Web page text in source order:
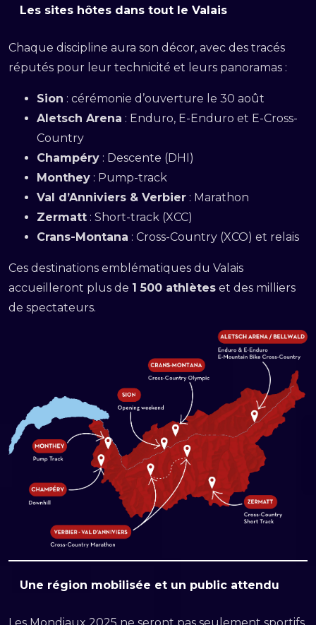
Les sites hôtes dans tout le Valais
Chaque discipline aura son décor, avec des tracés
réputés pour leur technicité et leurs panoramas :
Sion : cérémonie d’ouverture le 30 août
Aletsch Arena : Enduro, E-Enduro et E-Cross-
Country
Champéry : Descente (DHI)
Monthey : Pump-track
Val d’Anniviers & Verbier : Marathon
Zermatt : Short-track (XCC)
Crans-Montana : Cross-Country (XCO) et relais
Ces destinations emblématiques du Valais
accueilleront plus de 1 500 athlètes et des milliers
de spectateurs.
Une région mobilisée et un public attendu
Les Mondiaux 2025 ne seront pas seulement sportifs